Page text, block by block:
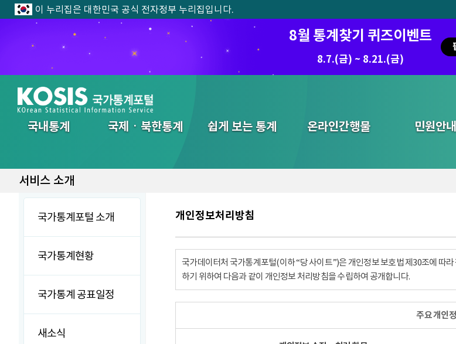
이 누리집은 대한민국 공식 전자정부 누리집입니다.
2026.7.29 ~ 8.7
8월 통계찾기 퀴즈이벤트
8.7.(금) ~ 8.21.(금)
국내통계 국제ㆍ북한통계 쉽게 보는 통계 온라인간행물 민원안내
통합
서비스 소개
국가통계포털 소개
국가통계현황
국가통계 공표일정
새소식
개인정보처리방침
국가데이터처 국가통계포털(이하 “당 사이트”)은 개인정보 보호법 제30조에 따
하기 위하여 다음과 같이 개인정보 처리방침을 수립하여 공개합니다.
주요 개인